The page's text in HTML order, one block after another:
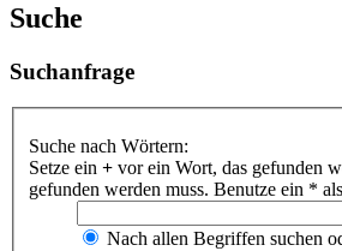
Suche
Suchanfrage
Suche nach Wörtern:
Setze ein + vor ein Wort, das gefunden
gefunden werden muss. Benutze ein *
Nach allen Begriffen suchen